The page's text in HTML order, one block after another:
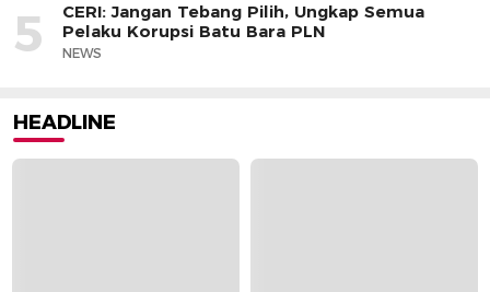
5
CERI: Jangan Tebang Pilih, Ungkap Semua
Pelaku Korupsi Batu Bara PLN
NEWS
HEADLINE